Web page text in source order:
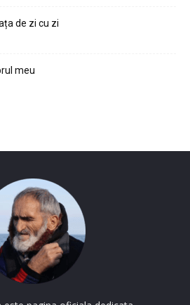
de zi cu zi
meu